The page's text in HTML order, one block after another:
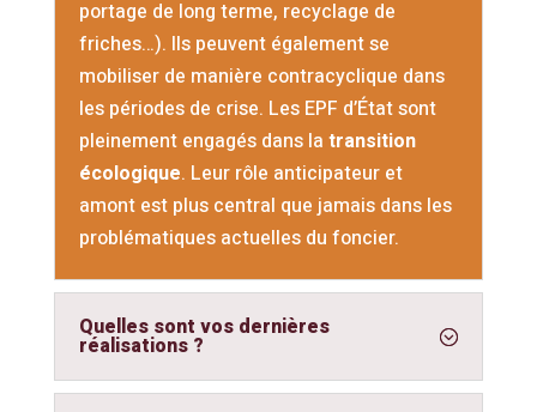
portage de long terme, recyclage de
friches…). Ils peuvent également se
mobiliser de manière contracyclique dans
les périodes de crise. Les EPF d’État sont
pleinement engagés dans la transition
écologique. Leur rôle anticipateur et
amont est plus central que jamais dans les
problématiques actuelles du foncier.
Quelles sont vos dernières
réalisations ?